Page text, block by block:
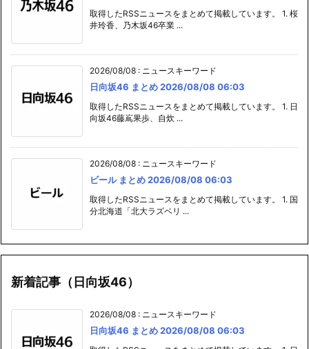
取得したRSSニュースをまとめて掲載しています。 1. 桜
井玲香、乃木坂46卒業 ...
2026/08/08 : ニュースキーワード
日向坂46 まとめ 2026/08/08 06:03
取得したRSSニュースをまとめて掲載しています。 1. 日
向坂46藤嶌果歩、自炊 ...
2026/08/08 : ニュースキーワード
ビール まとめ 2026/08/08 06:03
取得したRSSニュースをまとめて掲載しています。 1. 国
分北海道「北大ラズベリ ...
新着記事（日向坂46）
2026/08/08 : ニュースキーワード
日向坂46 まとめ 2026/08/08 06:03